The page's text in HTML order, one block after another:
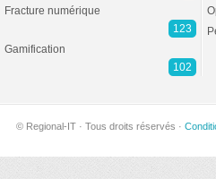
Fracture numérique
123
Gamification
102
© Regional-IT · Tous droits réservés ·